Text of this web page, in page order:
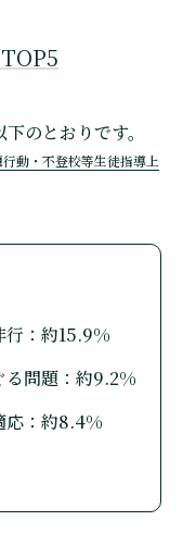
のとおりです。
動・不登校等生徒指導上
行：約15.9%
る問題：約9.2%
応：約8.4%